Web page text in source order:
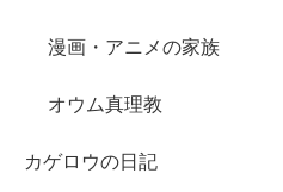
漫画・アニメの家族
オウム真理教
カゲロウの日記